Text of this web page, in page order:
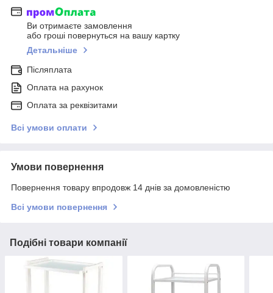
Ви отримаєте замовлення
або гроші повернуться на вашу картку
Детальніше
Післяплата
Оплата на рахунок
Оплата за реквізитами
Всі умови оплати
Умови повернення
Повернення товару впродовж 14 днів за домовленістю
Всі умови повернення
Подібні товари компанії